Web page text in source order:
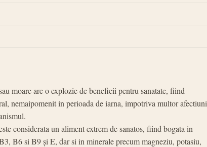
moare are o explozie de beneficii pentru sanatate, fiind
nemaipomenit in perioada de iarna, impotriva multor afectiuni
considerata un aliment extrem de sanatos, fiind bogata in
B6 si B9 și E, dar si in minerale precum magneziu, potasiu,